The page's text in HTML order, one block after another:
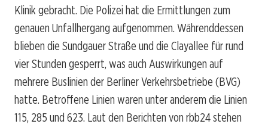
Klinik gebracht. Die Polizei hat die Ermittlungen zum
genauen Unfallhergang aufgenommen. Währenddessen
blieben die Sundgauer Straße und die Clayallee für rund
vier Stunden gesperrt, was auch Auswirkungen auf
mehrere Buslinien der Berliner Verkehrsbetriebe (BVG)
hatte. Betroffene Linien waren unter anderem die Linien
115, 285 und 623. Laut den Berichten von rbb24 stehen